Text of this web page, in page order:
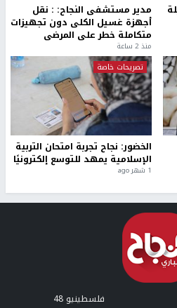
مدير مستشفى النجاح: : نقل
أجهزة غسيل الكلى دون تجهيزات
متكاملة خطر على المرضى
منذ 2 ساعة
تصريحات خاصة
الخضور: نجاح تجربة امتحان التربية
الإسلامية يمهد للتوسع إلكترونيًا
1 شهر ago
فلسطينيو 48